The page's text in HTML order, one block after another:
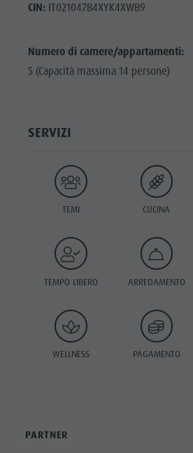
CIN:IT021047B4XYK4XWB9
Numero di camere/appartamenti:
5 (Capacità massima 14 persone)
SERVIZI
TEMI CUCINA
TEMPO LIBERO ARREDAMENTO
WELLNESS PAGAMENTO
PARTNER